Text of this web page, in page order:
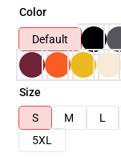
Color
Default
Size
S
M L
5XL